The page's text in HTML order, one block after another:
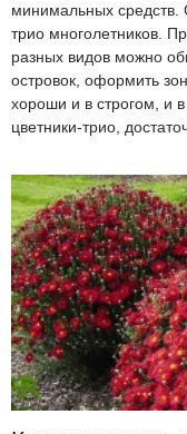
минимальных средств.
трио многолетников.
разных видов можно
островок, оформить
хороши и в строгом, и
цветники-трио,